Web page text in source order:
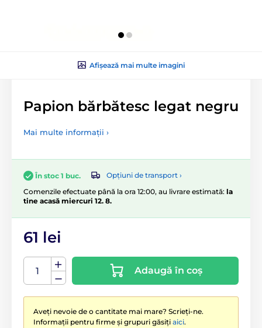
Afișează mai multe imagini
Papion bărbătesc legat negru
Mai multe informații ›
În stoc 1 buc.
Opțiuni de transport ›
Comenzile efectuate până la ora 12:00, au livrare estimată: la
tine acasă miercuri 12. 8.
61 lei
Adaugă în coș
Aveți nevoie de o cantitate mai mare? Scrieți-ne.
Informații pentru firme și grupuri găsiți aici.